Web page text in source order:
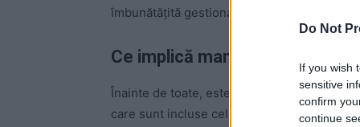
Do Not
If you wish
sensitive
confirm
continue
îmbunătățită gestionarea acestora.
Ce implică managementul
Înainte de toate, este bine de știut că
care sunt incluse cele menajere),